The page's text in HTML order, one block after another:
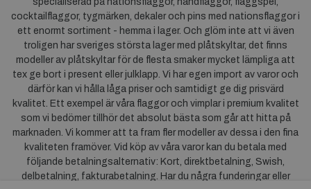
cocktailflaggor, tygmärken, dekaler och pins med nationsflaggor i
ett enormt sortiment - hemma i lager. Och glöm inte att vi även
troligen har sveriges största lager med plåtskyltar, det finns
modeller av plåtskyltar för de flesta smaker mycket lämpliga att
tex ge bort i present eller julklapp. Vi har egen import av varor och
därför kan vi hålla låga priser och samtidigt ge dig prisvärd
kvalitet. Ett exempel är våra flaggor och vimplar i premium kvalitet
som vi bedömer tillhör det absolut bästa som går att hitta på
marknaden. Vi kommer att ta fram fler modeller av dessa i den fina
kvaliteten framöver. Vid köp av våra varor kan du betala med
följande betalningsalternativ: Kort, direktbetalning, Swish,
delbetalning, fakturabetalning. Har du några funderingar eller